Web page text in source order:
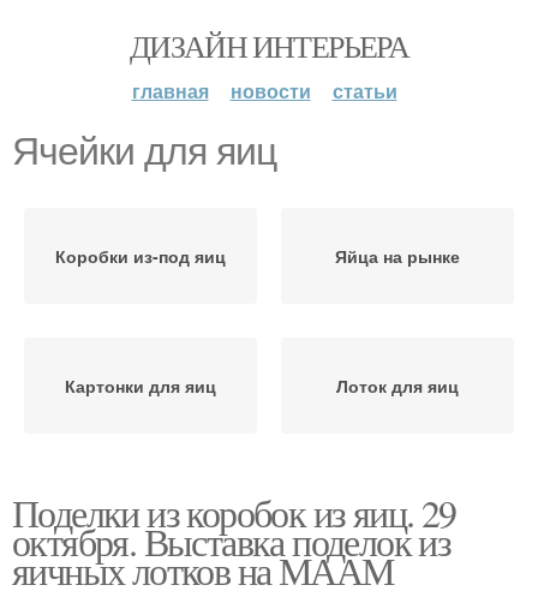
ДИЗАЙН ИНТЕРЬЕРА
главная новости статьи
Ячейки для яиц
Коробки из-под яиц Яйца на рынке
Картонки для яиц Лоток для яиц
Поделки из коробок из яиц. 29
октября. Выставка поделок из
яичных лотков на МААМ